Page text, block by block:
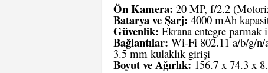
Ön Kamera: 20 MP, f/2.2
Batarya ve Şarj: 4000 mAh
Güvenlik: Ekrana entegre parmak
Bağlantılar: Wi-Fi 802.11 a/b/g/n/
3.5 mm kulaklık girişi
Boyut ve Ağırlık:156.7 x 74.3 x